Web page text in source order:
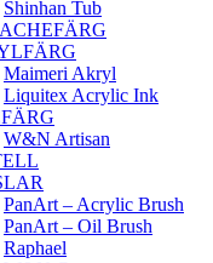
Shinhan Tub
Maimeri Akryl
Liquitex Acrylic Ink
W&N Artisan
PanArt – Acrylic Brush
PanArt – Oil Brush
Raphael